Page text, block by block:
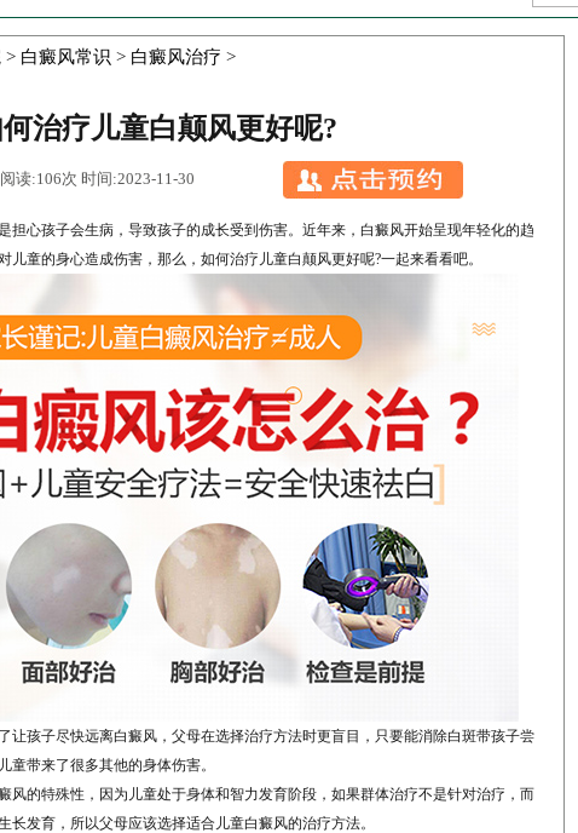
> 白癜风常识 > 白癜风治疗 >
治疗儿童白颠风更好呢?
读:106次 时间:2023-11-30
心孩子会生病，导致孩子的成长受到伤害。近年来，白癜风开始呈现年轻化的趋
儿童的身心造成伤害，那么，如何治疗儿童白颠风更好呢?一起来看看吧。
孩子尽快远离白癜风，父母在选择治疗方法时更盲目，只要能消除白斑带孩子尝
童带来了很多其他的身体伤害。
的特殊性，因为儿童处于身体和智力发育阶段，如果群体治疗不是针对治疗，而
长发育，所以父母应该选择适合儿童白癜风的治疗方法。